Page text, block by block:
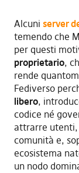
Alcuni server
temendo che
per questi
proprietario,
rende
Fediverso
libero,
codice né
attrarre utenti,
comunità e,
ecosistema
un nodo